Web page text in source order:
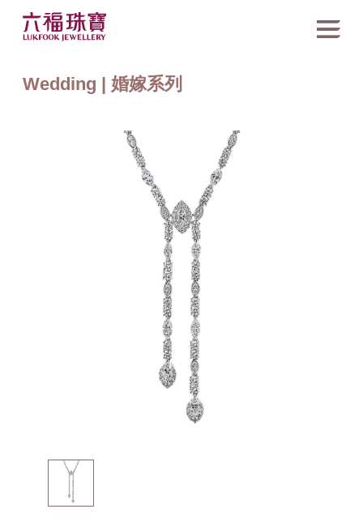
Wedding | 婚嫁系列